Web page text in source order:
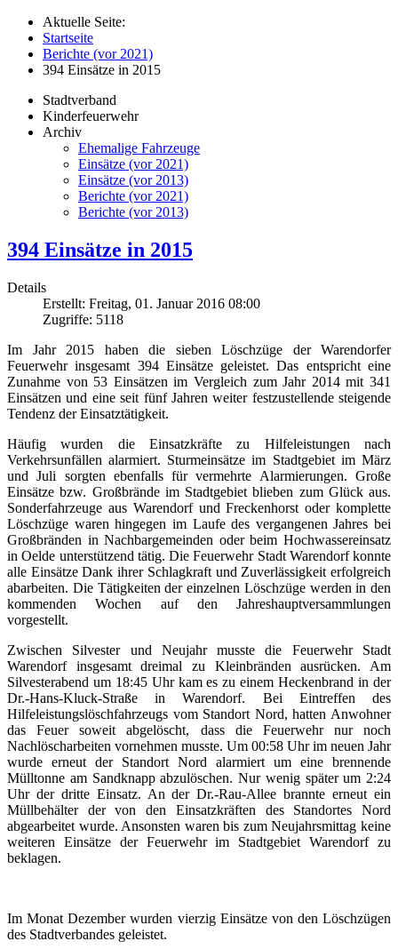
Aktuelle Seite:
Startseite
Berichte (vor 2021)
394 Einsätze in 2015
Stadtverband
Kinderfeuerwehr
Archiv
Ehemalige Fahrzeuge
Einsätze (vor 2021)
Einsätze (vor 2013)
Berichte (vor 2021)
Berichte (vor 2013)
394 Einsätze in 2015
Details
Erstellt: Freitag, 01. Januar 2016 08:00
Zugriffe: 5118
Im Jahr 2015 haben die sieben Löschzüge der Warendorfer
Feuerwehr insgesamt 394 Einsätze geleistet. Das entspricht eine
Zunahme von 53 Einsätzen im Vergleich zum Jahr 2014 mit 341
Einsätzen und eine seit fünf Jahren weiter festzustellende steigende
Tendenz der Einsatztätigkeit.
Häufig wurden die Einsatzkräfte zu Hilfeleistungen nach
Verkehrsunfällen alarmiert. Sturmeinsätze im Stadtgebiet im März
und Juli sorgten ebenfalls für vermehrte Alarmierungen. Große
Einsätze bzw. Großbrände im Stadtgebiet blieben zum Glück aus.
Sonderfahrzeuge aus Warendorf und Freckenhorst oder komplette
Löschzüge waren hingegen im Laufe des vergangenen Jahres bei
Großbränden in Nachbargemeinden oder beim Hochwassereinsatz
in Oelde unterstützend tätig. Die Feuerwehr Stadt Warendorf konnte
alle Einsätze Dank ihrer Schlagkraft und Zuverlässigkeit erfolgreich
abarbeiten. Die Tätigkeiten der einzelnen Löschzüge werden in den
kommenden Wochen auf den Jahreshauptversammlungen
vorgestellt.
Zwischen Silvester und Neujahr musste die Feuerwehr Stadt
Warendorf insgesamt dreimal zu Kleinbränden ausrücken. Am
Silvesterabend um 18:45 Uhr kam es zu einem Heckenbrand in der
Dr.-Hans-Kluck-Straße in Warendorf. Bei Eintreffen des
Hilfeleistungslöschfahrzeugs vom Standort Nord, hatten Anwohner
das Feuer soweit abgelöscht, dass die Feuerwehr nur noch
Nachlöscharbeiten vornehmen musste. Um 00:58 Uhr im neuen Jahr
wurde erneut der Standort Nord alarmiert um eine brennende
Mülltonne am Sandknapp abzulöschen. Nur wenig später um 2:24
Uhr der dritte Einsatz. An der Dr.-Rau-Allee brannte erneut ein
Müllbehälter der von den Einsatzkräften des Standortes Nord
abgearbeitet wurde. Ansonsten waren bis zum Neujahrsmittag keine
weiteren Einsätze der Feuerwehr im Stadtgebiet Warendorf zu
beklagen.
Im Monat Dezember wurden vierzig Einsätze von den Löschzügen
des Stadtverbandes geleistet.